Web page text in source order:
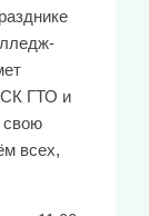
ГТО и
свою
всех,